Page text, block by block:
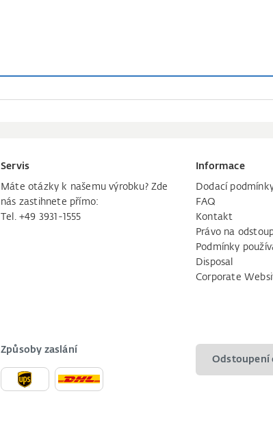
Servis
Máte otázky k našemu výrobku? Zde
nás zastihnete přímo:
Tel. +49 3931-1555
Informace
Dodací
FAQ
Kontakt
Právo na
Podmínky
Disposal
Corporate
Způsoby zaslání
Odstoupení